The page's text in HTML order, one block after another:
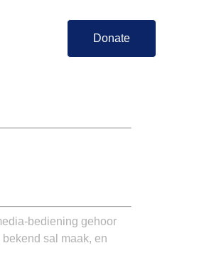
Donate
bediening gehoor
sal maak, en